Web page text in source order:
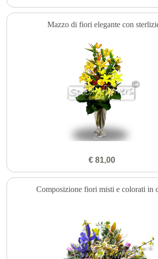
Mazzo di fiori elegante con
€ 81,00
Composizione fiori misti e colorati in